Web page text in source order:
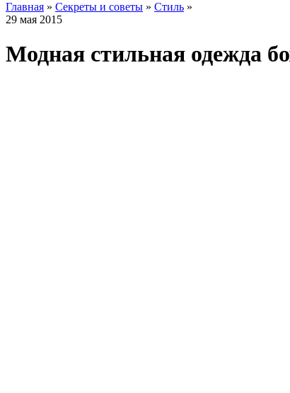
Главная » Секреты и советы » Стиль »
29 мая 2015
Модная стильная одежда